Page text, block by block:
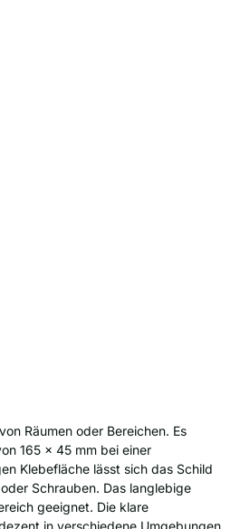
Räumen oder Bereichen. Es
165 x 45 mm bei einer
Klebefläche lässt sich das Schild
Schrauben. Das langlebige
geeignet. Die klare
in verschiedene Umgebungen